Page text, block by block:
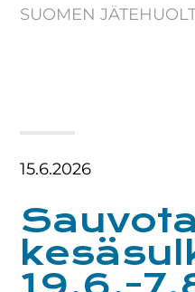
SUOMEN
15.6.2026